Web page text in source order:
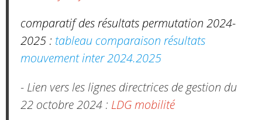
comparatif des résultats permutation 2024-
2025 : tableau comparaison résultats
mouvement inter 2024.2025
- Lien vers les lignes directrices de gestion du
22 octobre 2024 : LDG mobilité